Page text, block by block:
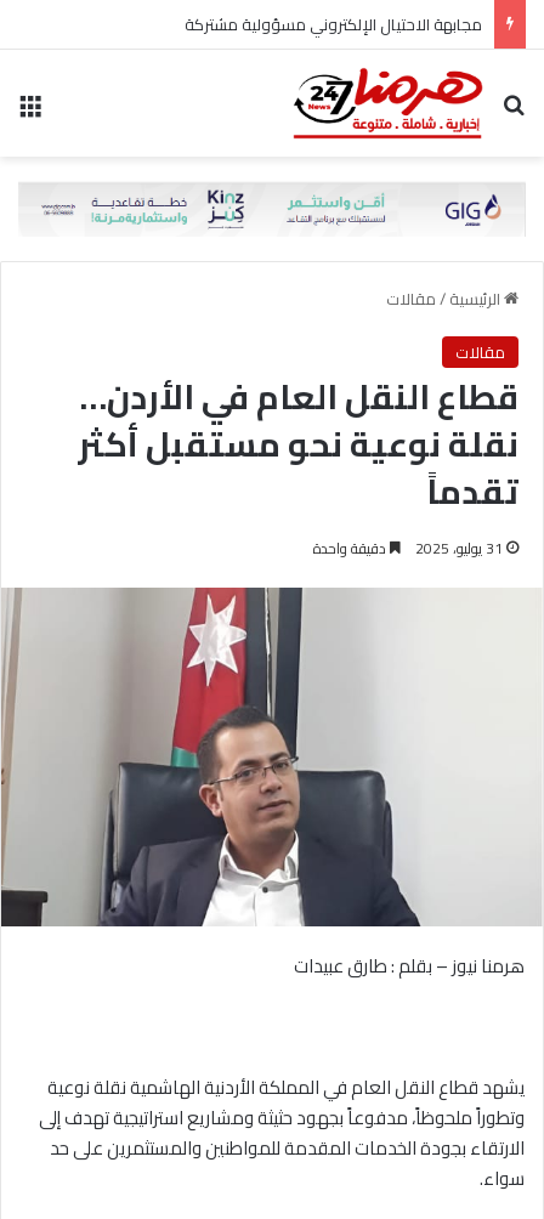
مجابهة الاحتيال الإلكتروني مسؤولية مشتركة
بحث عن
الرئيسية/مقالات
مقالات
قطاع النقل العام في الأردن…
نقلة نوعية نحو مستقبل أكثر
تقدماً
31 يوليو، 2025 دقيقة واحدة
هرمنا نيوز – بقلم : طارق عبيدات
يشهد قطاع النقل العام في المملكة الأردنية الهاشمية نقلة نوعية
وتطوراً ملحوظاً، مدفوعاً بجهود حثيثة ومشاريع استراتيجية تهدف إلى
الارتقاء بجودة الخدمات المقدمة للمواطنين والمستثمرين على حد
سواء.